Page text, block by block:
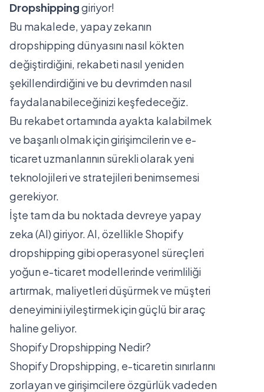
Dropshippinggiriyor!
Bu makalede, yapay zekanın
dropshippingdünyasını nasıl kökten
değiştirdiğini, rekabeti nasıl yeniden
şekillendirdiğini ve bu devrimden nasıl
faydalanabileceğinizi keşfedeceğiz.
Bu rekabet ortamında ayakta kalabilmek
ve başarılı olmak için girişimcilerin ve e-
ticaret uzmanlarının sürekli olarak yeni
teknolojileri ve stratejileri benimsemesi
gerekiyor.
İşte tam da bu noktada devreye yapay
zeka (AI) giriyor. AI, özellikle Shopify
dropshipping gibi operasyonel süreçleri
yoğun e-ticaret modellerinde verimliliği
artırmak, maliyetleri düşürmek ve müşteri
deneyimini iyileştirmek için güçlü bir araç
haline geliyor.
Shopify Dropshipping Nedir?
Shopify Dropshipping, e-ticaretin sınırlarını
zorlayan ve girişimcilere özgürlük vadeden